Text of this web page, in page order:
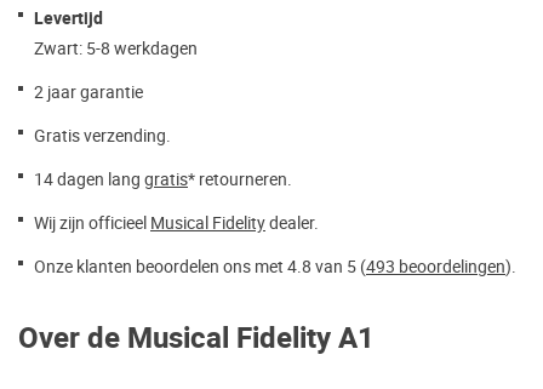
Levertijd
Zwart: 5-8 werkdagen
2 jaar garantie
Gratis verzending.
14 dagen lang gratis* retourneren.
Wij zijn officieel Musical Fidelitydealer.
Onze klanten beoordelen ons met 4.8 van 5 (493 beoordelingen).
Over de Musical Fidelity A1